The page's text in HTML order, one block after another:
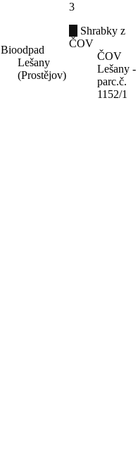
Bioodpad
Lešany
(Prostějov)
3
Shrabky z
ČOV
ČOV
Lešany -
parc.č.
1152/1